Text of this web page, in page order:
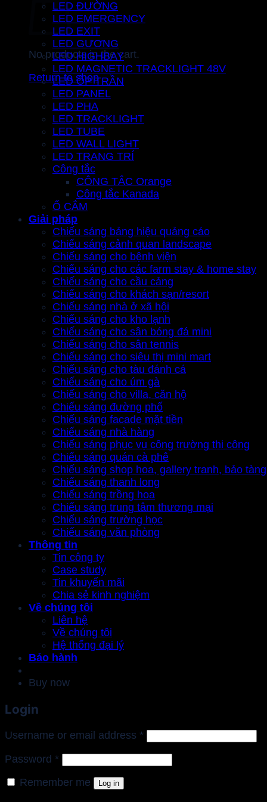
No products in the cart.
Return to shop
LED ĐƯỜNG
LED EMERGENCY
LED EXIT
LED GƯƠNG
LED HIGHBAY
LED MAGNETIC TRACKLIGHT 48V
LED ỐP TRẦN
LED PANEL
LED PHA
LED TRACKLIGHT
LED TUBE
LED WALL LIGHT
LED TRANG TRÍ
Công tắc
CÔNG TẮC Orange
Công tắc Kanada
Ổ CẮM
Giải pháp
Chiếu sáng bảng hiệu quảng cáo
Chiếu sáng cảnh quan landscape
Chiếu sáng cho bệnh viện
Chiếu sáng cho các farm stay & home stay
Chiếu sáng cho cầu cảng
Chiếu sáng cho khách sạn/resort
Chiếu sáng nhà ở xã hội
Chiếu sáng cho kho lạnh
Chiếu sáng cho sân bóng đá mini
Chiếu sáng cho sân tennis
Chiếu sáng cho siêu thị mini mart
Chiếu sáng cho tàu đánh cá
Chiếu sáng cho úm gà
Chiếu sáng cho villa, căn hộ
Chiếu sáng đường phố
Chiếu sáng facade mặt tiền
Chiếu sáng nhà hàng
Chiếu sáng phục vụ công trường thi công
Chiếu sáng quán cà phê
Chiếu sáng shop hoa, gallery tranh, bảo tàng
Chiếu sáng thanh long
Chiếu sáng trồng hoa
Chiếu sáng trung tâm thương mại
Chiếu sáng trường học
Chiếu sáng văn phòng
Thông tin
Tin công ty
Case study
Tin khuyến mãi
Chia sẻ kinh nghiệm
Về chúng tôi
Liên hệ
Về chúng tôi
Hệ thống đại lý
Bảo hành
Buy now
Login
Username or email address *Required
Password *Required
Remember me Log in